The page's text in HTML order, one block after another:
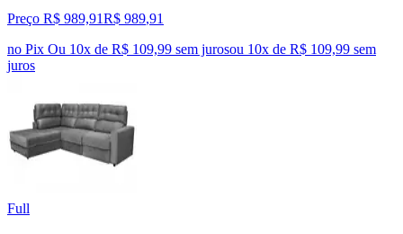
Preço R$ 989,91R$ 989,91
no Pix Ou 10x de R$ 109,99 sem jurosou 10x de R$ 109,99 sem
juros
Full